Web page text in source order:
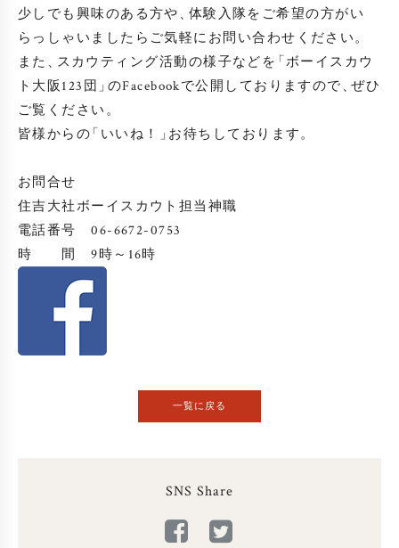
少しでも興味のある方や 、体験入隊をご希望の方がい
らっしゃいましたらご気軽にお問い合わせください。
また 、スカウティング活動の様子などを「ボーイスカウ
ト大阪123団 」のFacebookで公開しておりますので 、ぜひ
ご覧ください 。
皆様からの「 いいね！ 」お待ちしております。
お問合せ
住吉大社ボーイスカウト担当神職
電話番号 06-6672-0753
時 間 9時～16時
一覧に戻る
SNS Share